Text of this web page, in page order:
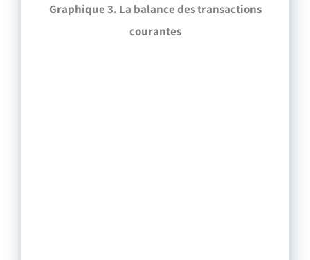
Graphique 3. La balance des transactions
courantes